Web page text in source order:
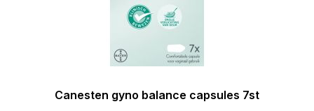
Canesten gyno balance capsules 7st